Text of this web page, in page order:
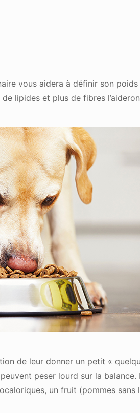
vous aidera à définir son
lipides et plus de fibres
de leur donner un petit «
peser lourd sur la balance.
un fruit (pommes